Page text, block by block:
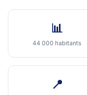
📊
44 000 habitants
📍